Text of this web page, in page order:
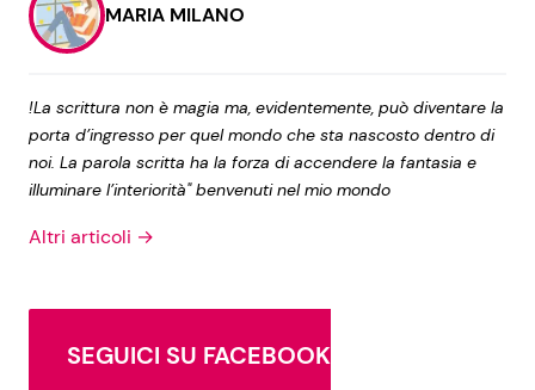
MARIA MILANO
!La scrittura non è magia ma, evidentemente, può diventare la
porta d’ingresso per quel mondo che sta nascosto dentro di
noi. La parola scritta ha la forza di accendere la fantasia e
illuminare l’interiorità" benvenuti nel mio mondo
Altri articoli →
SEGUICI SU FACEBOOK